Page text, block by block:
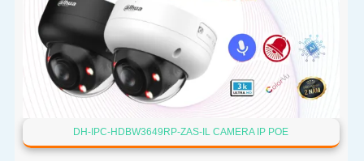
DH-IPC-HDBW3649RP-ZAS-IL CAMERA IP POE